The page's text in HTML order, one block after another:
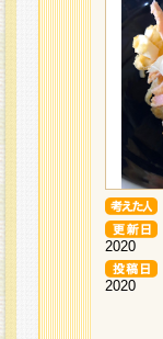
2020
2020